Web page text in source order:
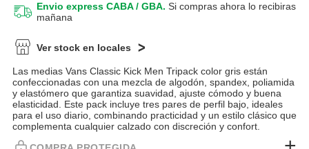
Envio express CABA / GBA. Si compras ahora lo recibiras
mañana
Ver stock en locales
Las medias Vans Classic Kick Men Tripack color gris están
confeccionadas con una mezcla de algodón, spandex, poliamida
y elastómero que garantiza suavidad, ajuste cómodo y buena
elasticidad. Este pack incluye tres pares de perfil bajo, ideales
para el uso diario, combinando practicidad y un estilo clásico que
complementa cualquier calzado con discreción y confort.